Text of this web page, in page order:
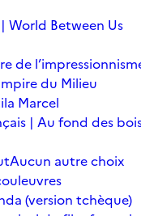
World Between Us
de
du Milieu
Marcel
| Au fond des
Aucun autre choix
(version tchèque)